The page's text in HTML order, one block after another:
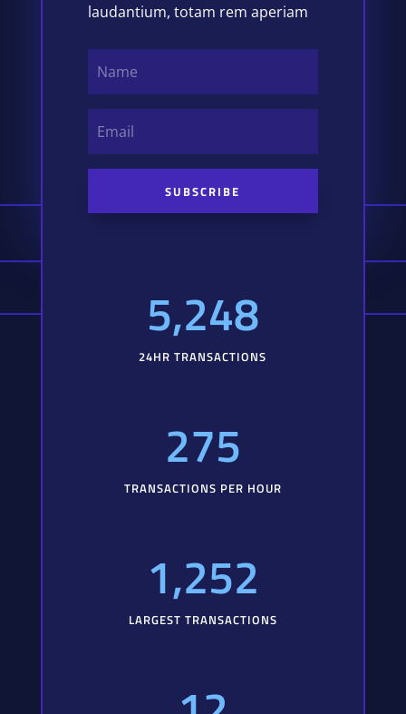
laudantium, totam rem aperiam
SUBSCRIBE
5,248
24HR TRANSACTIONS
275
TRANSACTIONS PER HOUR
1,252
LARGEST TRANSACTIONS